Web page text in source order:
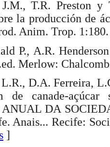
T.R. Preston y
la producción de
Anim. Trop.
P., A.R.
Merlow:
D.A. Ferreira,
de canade-açúcar
DA
Anais... Recife:
]